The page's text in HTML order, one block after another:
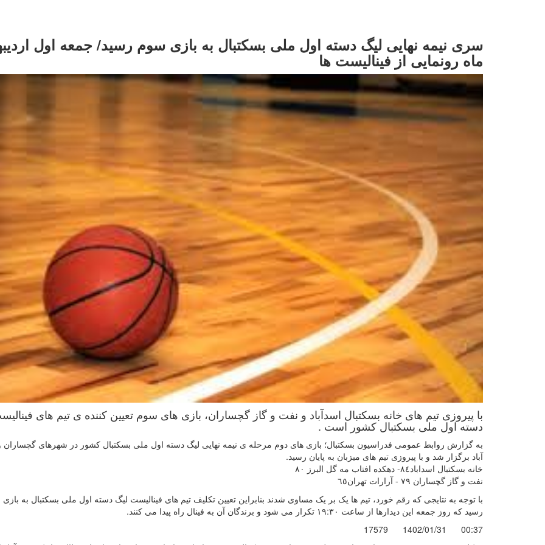
سری نیمه نهایی لیگ دسته اول ملی بسکتبال به بازی سوم رسید/ جمعه اول
ماه رونمایی از فینالیست ها
با پیروزی تیم های خانه بسکتبال اسدآباد و نفت و گاز گچساران، بازی های سوم تعیین کننده ی تیم های
دسته اول ملی بسکتبال کشور است .
به گزارش روابط عمومی فدراسیون بسکتبال؛ بازی های دوم مرحله ی نیمه نهایی لیگ دسته اول ملی بسکتبال کشور در شهرهای گچساران
آباد برگزار شد و با پیروزی تیم های میزبان به پایان رسید.
خانه بسكتبال اسداباد٨٤- دهكده افتاب مه گل البرز ٨٠
نفت و گاز گچساران ٧٩ - آرارات تهران٦٥
با توجه به نتایجی که رقم خورد، تیم ها یک بر یک مساوی شدند بنابراین تعیین تکلیف تیم های فینالیست لیگ دسته اول ملی بسکتبال به
رسید که روز جمعه این دیدارها از ساعت ۱۹:۳۰ تکرار می شود و برندگان آن به فینال راه پیدا می کنند.
00:37
1402/01/31
17579